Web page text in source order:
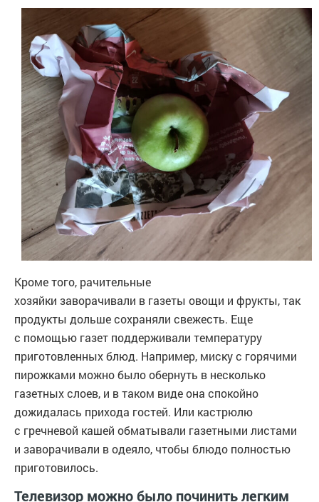
Кроме того, рачительные
хозяйки заворачивали в газеты овощи и фрукты, так
продукты дольше сохраняли свежесть. Еще
с помощью газет поддерживали температуру
приготовленных блюд. Например, миску с горячими
пирожками можно было обернуть в несколько
газетных слоев, и в таком виде она спокойно
дожидалась прихода гостей. Или кастрюлю
с гречневой кашей обматывали газетными листами
и заворачивали в одеяло, чтобы блюдо полностью
приготовилось.
Телевизор можно было починить легким